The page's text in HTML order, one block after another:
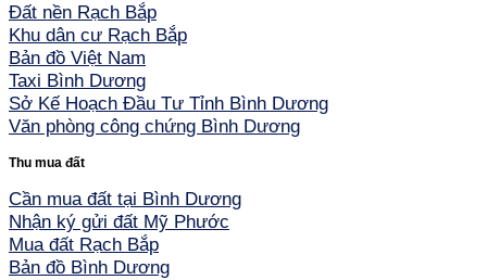
Đất nền Rạch Bắp
Khu dân cư Rạch Bắp
Bản đồ Việt Nam
Taxi Bình Dương
Sở Kế Hoạch Đầu Tư Tỉnh Bình Dương
Văn phòng công chứng Bình Dương
Thu mua đất
Cần mua đất tại Bình Dương
Nhận ký gửi đất Mỹ Phước
Mua đất Rạch Bắp
Bản đồ Bình Dương